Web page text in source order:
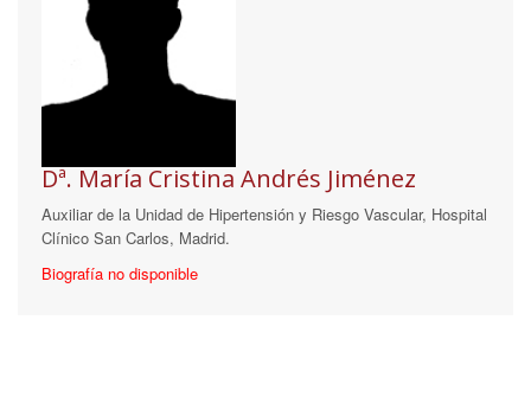
Dª. María Cristina Andrés Jiménez
Auxiliar de la Unidad de Hipertensión y Riesgo Vascular, Hospital
Clínico San Carlos, Madrid.
Biografía no disponible